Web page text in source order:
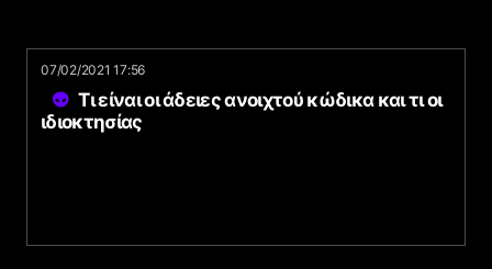
07/02/2021 17:56
Τι είναι οι άδειες ανοιχτού κώδικα και τι οι
ιδιοκτησίας